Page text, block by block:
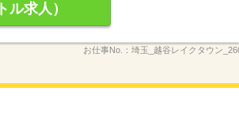
ル求人）
お仕事No.： 埼玉_越谷レイクタウン